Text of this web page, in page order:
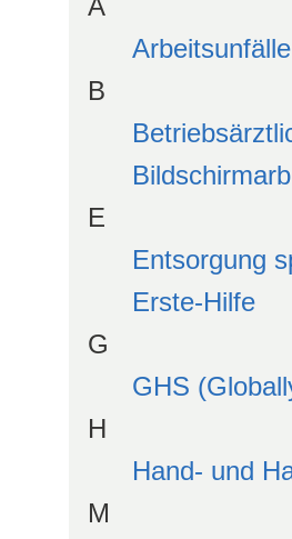
A
Arbeitsunfälle
B
E
Entsorgung
Erste-Hilfe
G
GHS
H
Hand- und
M